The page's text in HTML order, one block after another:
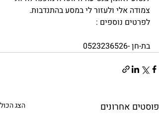
צמודה אלי ולעזור לי במסע בהתנדבות.
לפרטים נוספים :
בת-חן -0523236526
פוסטים אחרונים הצג הכול